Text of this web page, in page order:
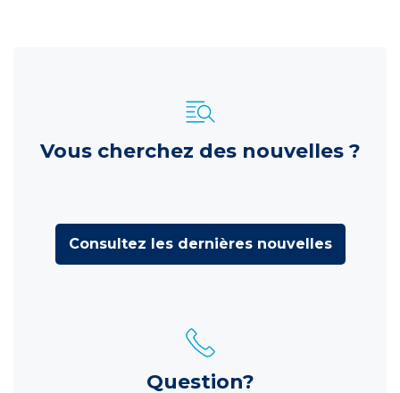
Vous cherchez des nouvelles ?
Consultez les dernières nouvelles
Question?